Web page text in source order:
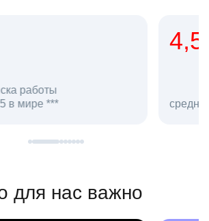
hh.ru как работодателя **
в hh.ru
для нас важно